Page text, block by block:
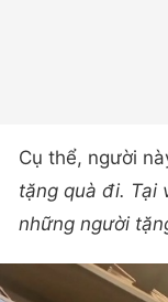
Cụ thể, người
tặng quà đi. Tại
những người